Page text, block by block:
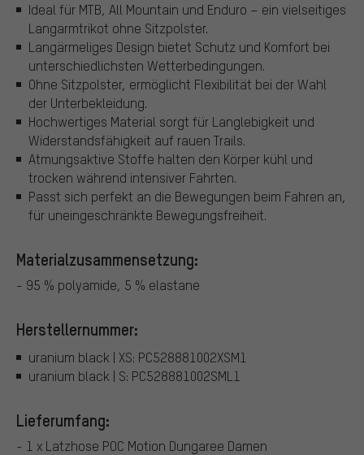
Ideal für MTB, All Mountain und Enduro – ein vielseitiges
Langarmtrikot ohne Sitzpolster.
Langärmeliges Design bietet Schutz und Komfort bei
unterschiedlichsten Wetterbedingungen.
Ohne Sitzpolster, ermöglicht Flexibilität bei der Wahl
der Unterbekleidung.
Hochwertiges Material sorgt für Langlebigkeit und
Widerstandsfähigkeit auf rauen Trails.
Atmungsaktive Stoffe halten den Körper kühl und
trocken während intensiver Fahrten.
Passt sich perfekt an die Bewegungen beim Fahren an,
für uneingeschränkte Bewegungsfreiheit.
Materialzusammensetzung:
- 95 % polyamide, 5 % elastane
Herstellernummer:
uranium black | XS: PC528881002XSM1
uranium black | S: PC528881002SML1
Lieferumfang:
- 1 x Latzhose POC Motion Dungaree Damen